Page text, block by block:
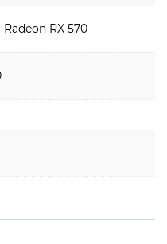
RX 570